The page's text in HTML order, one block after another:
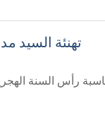
تهنئة السيد